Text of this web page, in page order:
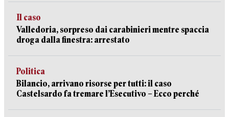
Il caso
Valledoria, sorpreso dai carabinieri mentre spaccia
droga dalla finestra: arrestato
Politica
Bilancio, arrivano risorse per tutti: il caso
Castelsardo fa tremare l’Esecutivo – Ecco perché